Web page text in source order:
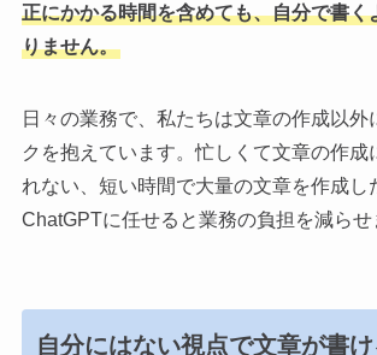
正にかかる時間を含めても、自分で書く
りません。
日々の業務で、私たちは文章の作成以外
クを抱えています。忙しくて文章の作成
れない、短い時間で大量の文章を作成し
ChatGPTに任せると業務の負担を減らせ
自分にはない視点で文章が書け